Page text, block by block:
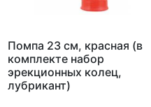
Помпа 23 см, красная (в
комплекте набор
эрекционных колец,
лубрикант)